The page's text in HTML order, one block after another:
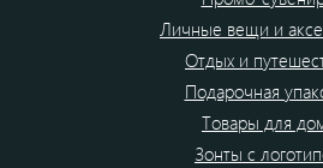
Личные вещи и
Отдых и
Подарочная
Товары для
Зонты с